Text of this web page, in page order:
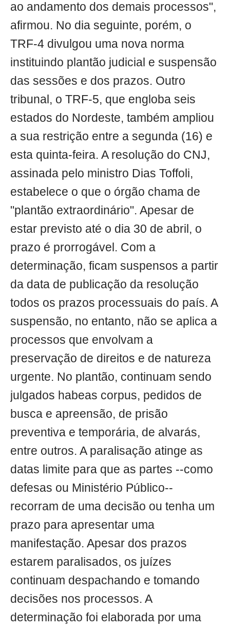
ao andamento dos demais processos",
afirmou. No dia seguinte, porém, o
TRF-4 divulgou uma nova norma
instituindo plantão judicial e suspensão
das sessões e dos prazos. Outro
tribunal, o TRF-5, que engloba seis
estados do Nordeste, também ampliou
a sua restrição entre a segunda (16) e
esta quinta-feira. A resolução do CNJ,
assinada pelo ministro Dias Toffoli,
estabelece o que o órgão chama de
"plantão extraordinário". Apesar de
estar previsto até o dia 30 de abril, o
prazo é prorrogável. Com a
determinação, ficam suspensos a partir
da data de publicação da resolução
todos os prazos processuais do país. A
suspensão, no entanto, não se aplica a
processos que envolvam a
preservação de direitos e de natureza
urgente. No plantão, continuam sendo
julgados habeas corpus, pedidos de
busca e apreensão, de prisão
preventiva e temporária, de alvarás,
entre outros. A paralisação atinge as
datas limite para que as partes --como
defesas ou Ministério Público--
recorram de uma decisão ou tenha um
prazo para apresentar uma
manifestação. Apesar dos prazos
estarem paralisados, os juízes
continuam despachando e tomando
decisões nos processos. A
determinação foi elaborada por uma